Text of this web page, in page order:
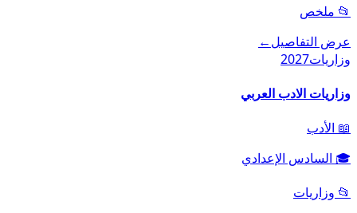
📂 ملخص
عرض التفاصيل←
وزاريات2027
وزاريات الادب العربي
📖 الأدب
🎓 السادس الإعدادي
📂 وزاريات